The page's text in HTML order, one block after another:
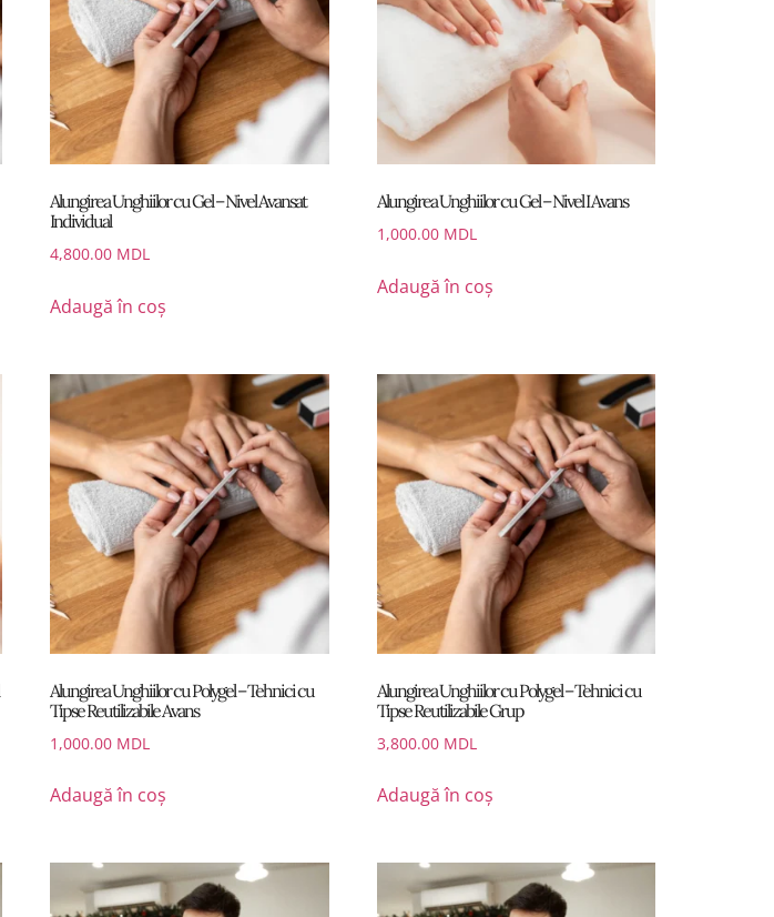
Alungirea Unghiilor cu Gel – Nivel Avansat
Individual
4,800.00 MDL
Adaugă în coș
Alungirea Unghiilor cu Gel – Nivel I Avans
1,000.00 MDL
Adaugă în coș
Alungirea Unghiilor cu Polygel – Tehnici cu
Tipse Reutilizabile Avans
1,000.00 MDL
Adaugă în coș
Alungirea Unghiilor cu Polygel – Tehnici cu
Tipse Reutilizabile Grup
3,800.00 MDL
Adaugă în coș